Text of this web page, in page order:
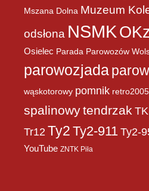
Mszana Dolna Muzeum
odsłona NSMK
Osielec Parada Parowozów
parowozjada
wąskotorowy pomnik retro2005
spalinowytendrzak
Tr12 Ty2 Ty2-911 Ty2-
YouTube ZNTK Piła